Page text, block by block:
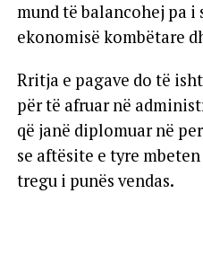
mund të balancohej pa i
ekonomisë kombëtare
Rritja e pagave do të
për të afruar në
që janë diplomuar në
se aftësite e tyre
tregu i punës vendas.